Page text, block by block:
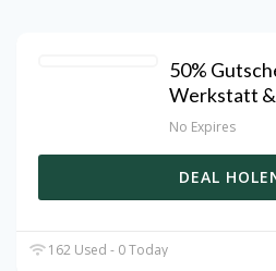
50%
Werkstatt
No Expires
DEAL
162 Used - 0 Today